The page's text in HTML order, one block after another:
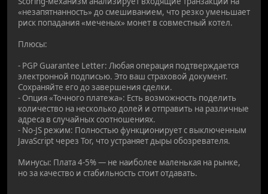
«незапятнанность» до смешиванием, что резко уменьшает
риск попадания «меченых» монет в совместный котел.
Плюсы:
- PGP Guarantee Letter: Любая операция подтверждается
электронной подписью. Это ваш страховой документ.
Сохраняйте его до завершения сделки.
- Опция «Точного платежа»: Есть возможность поделить
количество на несколько долей и отправить на различные
адреса в случайных соотношениях.
- No-JS режим: Полностью функционирует с выключенным
JavaScript через Tor, что устраняет дыры обозревателя.
Минусы: Плата 4-5% — не наиболее маленькая на рынке,
но за качество и стабильность стоит отдавать.